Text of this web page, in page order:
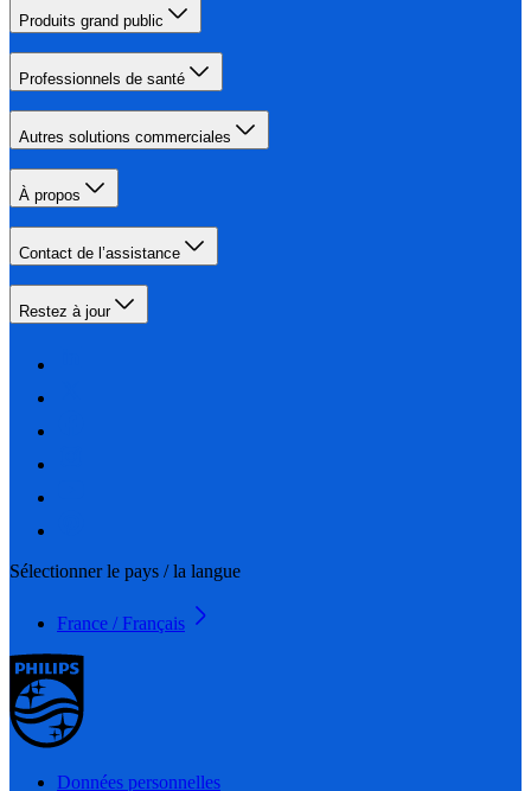
Produits grand public
Professionnels de santé
Autres solutions commerciales
À propos
Contact de l’assistance
Restez à jour
Sélectionner le pays / la langue
France / Français
Données personnelles